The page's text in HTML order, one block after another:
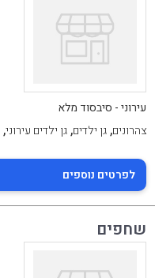
עירוני - סיבסוד מלא
צהרונים,גן ילדים,גן ילדים עירוני,
לפרטים נוספים
שחפים